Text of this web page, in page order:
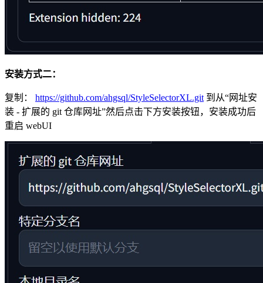
安装方式二：
复制： https://github.com/ahgsql/StyleSelectorXL.git 到从“网址安
装 - 扩展的 git 仓库网址”然后点击下方安装按钮，安装成功后
重启 webUI